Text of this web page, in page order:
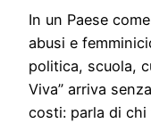
In un Paese
abusi e
politica, scuola,
Viva” arriva
costi: parla di